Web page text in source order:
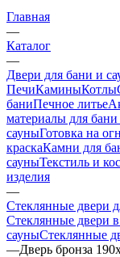
Главная
—
Каталог
—
Двери для бани и
ПечиКаминыКотлы
баниПечное литье
материалы для
сауныГотовка на
краскаКамни для
сауныТекстиль и
изделия
—
Стеклянные двери
Стеклянные двери
сауныСтеклянные
—Дверь бронза